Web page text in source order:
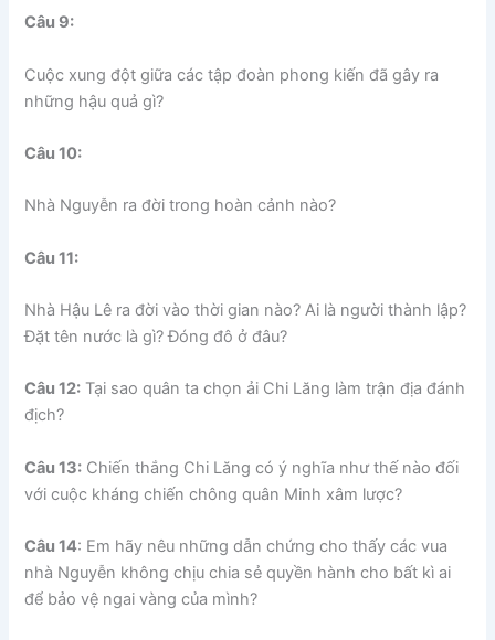
Câu 9:
Cuộc xung đột giữa các tập đoàn phong kiến đã gây ra
những hậu quả gì?
Câu 10:
Nhà Nguyễn ra đời trong hoàn cảnh nào?
Câu 11:
Nhà Hậu Lê ra đời vào thời gian nào? Ai là người thành lập?
Đặt tên nước là gì? Đóng đô ở đâu?
Câu 12: Tại sao quân ta chọn ải Chi Lăng làm trận địa đánh
địch?
Câu 13: Chiến thắng Chi Lăng có ý nghĩa như thế nào đối
với cuộc kháng chiến chông quân Minh xâm lược?
Câu 14: Em hãy nêu những dẫn chứng cho thấy các vua
nhà Nguyễn không chịu chia sẻ quyền hành cho bất kì ai
để bảo vệ ngai vàng của mình?